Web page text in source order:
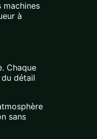
à
Chaque
détail
sans